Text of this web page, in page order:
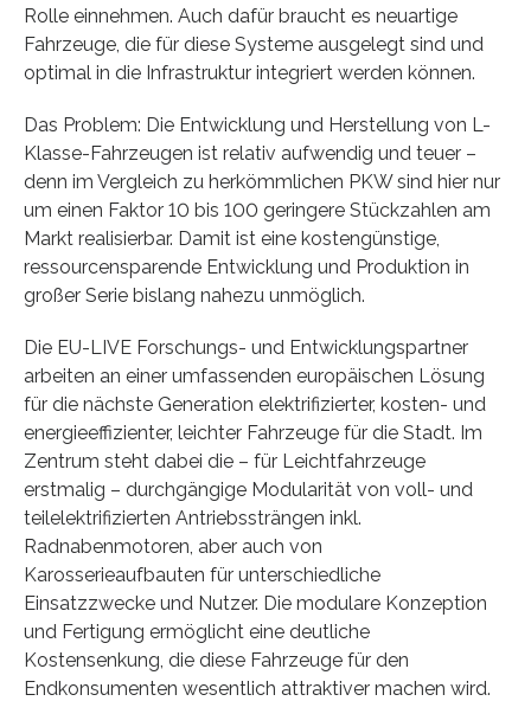
Rolle einnehmen. Auch dafür braucht es neuartige
Fahrzeuge, die für diese Systeme ausgelegt sind und
optimal in die Infrastruktur integriert werden können.
Das Problem: Die Entwicklung und Herstellung von L-
Klasse-Fahrzeugen ist relativ aufwendig und teuer –
denn im Vergleich zu herkömmlichen PKW sind hier nur
um einen Faktor 10 bis 100 geringere Stückzahlen am
Markt realisierbar. Damit ist eine kostengünstige,
ressourcensparende Entwicklung und Produktion in
großer Serie bislang nahezu unmöglich.
Die EU-LIVE Forschungs- und Entwicklungspartner
arbeiten an einer umfassenden europäischen Lösung
für die nächste Generation elektrifizierter, kosten- und
energieeffizienter, leichter Fahrzeuge für die Stadt. Im
Zentrum steht dabei die – für Leichtfahrzeuge
erstmalig – durchgängige Modularität von voll- und
teilelektrifizierten Antriebssträngen inkl.
Radnabenmotoren, aber auch von
Karosserieaufbauten für unterschiedliche
Einsatzzwecke und Nutzer. Die modulare Konzeption
und Fertigung ermöglicht eine deutliche
Kostensenkung, die diese Fahrzeuge für den
Endkonsumenten wesentlich attraktiver machen wird.